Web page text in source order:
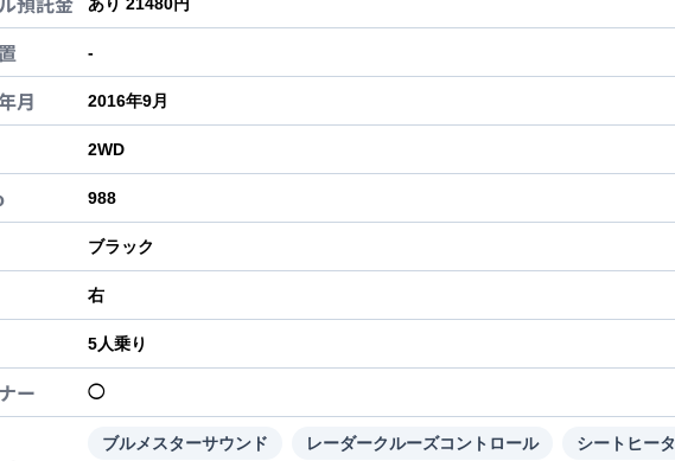
-
月 2016年9月
2WD
988
ブラック
右
5人乗り
ー ◯
ブルメスターサウンド レーダークルーズコントロール シートヒー